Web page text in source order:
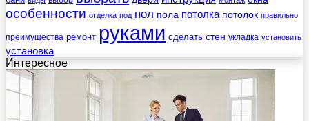
особенности отделка под пол пола потолка потолок правильно
преимущества ремонт руками сделать стен укладка установить
установка
Интересное